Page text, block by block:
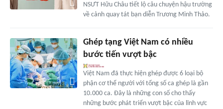
NSƯT Hữu Châu tiết lộ câu chuyện hậu trường
về cảnh quay tát bạn diễn Trương Minh Thảo.
Ghép tạng Việt Nam có nhiều
bước tiến vượt bậc
Việt Nam đã thực hiện ghép được 6 loại bộ
phận cơ thể người với tổng số ca ghép là gần
10.000 ca. Đây là những con số cho thấy
những bước phát triển vượt bậc của lĩnh vực